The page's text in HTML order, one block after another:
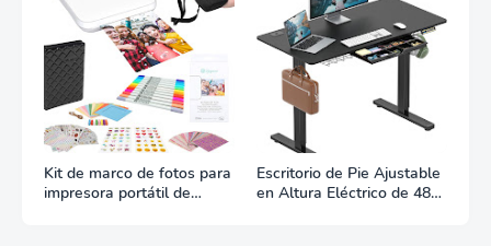
Kit de marco de fotos para
impresora portátil de
Escritorio de Pie Ajustable
en Altura Eléctrico de 48